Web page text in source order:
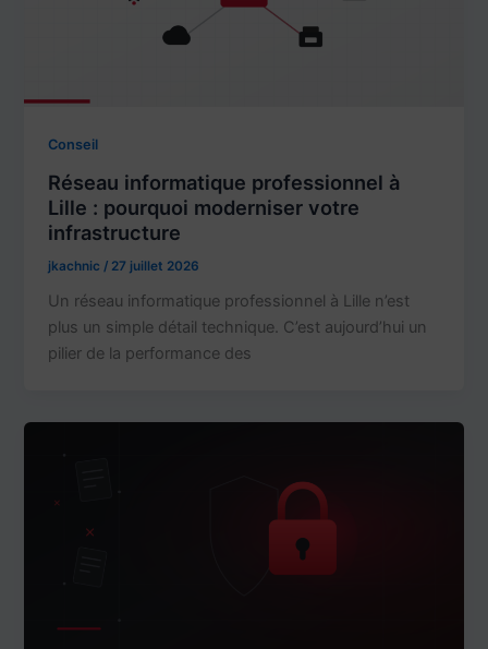
Conseil
Réseau informatique professionnel à
Lille : pourquoi moderniser votre
infrastructure
jkachnic / 27 juillet 2026
Un réseau informatique professionnel à Lille n’est
plus un simple détail technique. C’est aujourd’hui un
pilier de la performance des